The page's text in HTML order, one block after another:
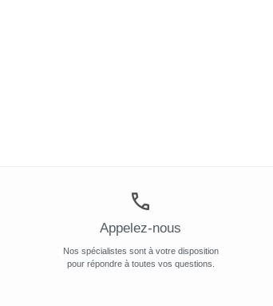
Appelez-nous
Nos spécialistes sont à votre disposition
pour répondre à toutes vos questions.